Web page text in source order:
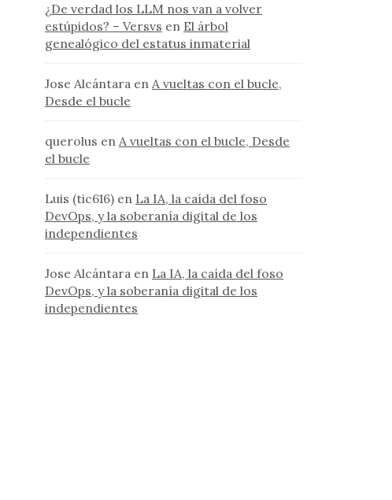
¿De verdad los LLM nos van a volver
estúpidos? – Versvs en El árbol
genealógico del estatus inmaterial
Jose Alcántara en A vueltas con el bucle,
Desde el bucle
querolus en A vueltas con el bucle, Desde
el bucle
Luis (tic616) en La IA, la caída del foso
DevOps, y la soberanía digital de los
independientes
Jose Alcántara en La IA, la caída del foso
DevOps, y la soberanía digital de los
independientes